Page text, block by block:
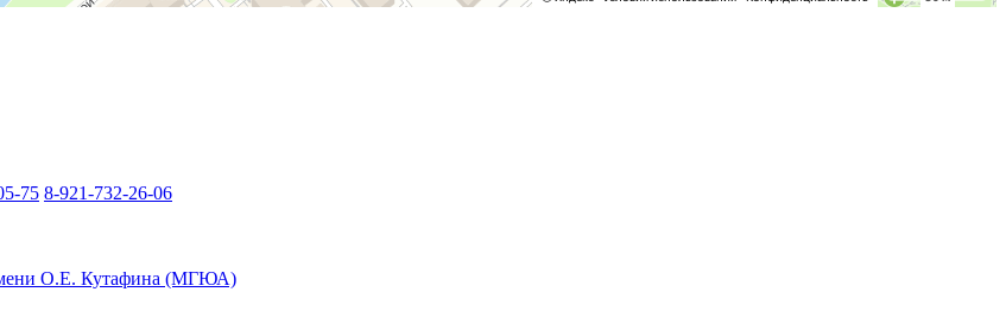
75 8-921-732-26-06
имени О.Е. Кутафина (МГЮА)